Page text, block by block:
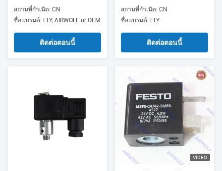
สถานที่กำเนิด: CN
ชื่อแบรนด์: FLY, AIRWOLF or OEM
ติดต่อตอนนี้
สถานที่กำเนิด: CN
ชื่อแบรนด์: FLY
ติดต่อตอนนี้
VIDEO